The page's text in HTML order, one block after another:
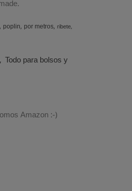
poplin por metros ribete
Todo para bolsos y
Amazon :-)